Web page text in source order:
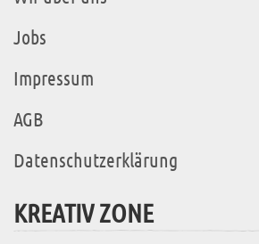
Jobs
Impressum
AGB
Datenschutzerklärung
KREATIV ZONE